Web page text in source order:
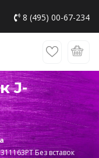
8 (495) 00-67-234
J-
Без вставок